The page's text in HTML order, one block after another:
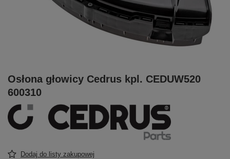
Osłona głowicy Cedrus kpl. CEDUW520
600310
Dodaj do listy zakupowej